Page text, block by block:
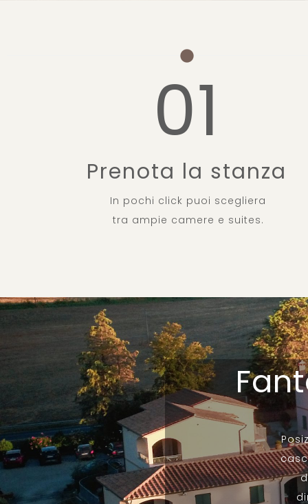
01
Prenota la stanza
In pochi click puoi scegliera
tra ampie camere e suites.